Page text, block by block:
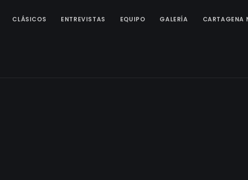
CLÁSICOS ENTREVISTAS EQUIPO GALERÍA CARTAGENA